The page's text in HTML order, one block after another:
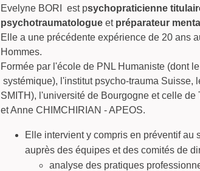
Evelyne BORI est psychopraticienne
psychotraumatologue et préparateur
Elle a une précédente expérience de 20 ans
Hommes.
Formée par l'école de PNL Humaniste (dont
systémique), l'institut psycho-trauma Suisse,
SMITH), l'université de Bourgogne et celle
et Anne CHIMCHIRIAN - APEOS.
Elle intervient y compris en préventif
auprès des équipes et des comités de
analyse des pratiques